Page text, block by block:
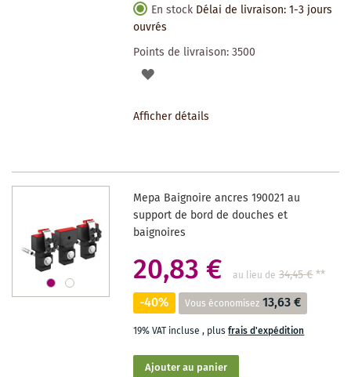
En stock Délai de livraison: 1-3 jours
ouvrés
Points de livraison:3500
AJOUTER
SOUHAITS
Afficher détails
Mepa Baignoire ancres 190021 au
support de bord de douches et
baignoires
20,83 € au lieu de 34,45 €**
-40% Vous économisez 13,63 €
19% VAT incluse, plusfrais d'expédition
Ajouter au panier